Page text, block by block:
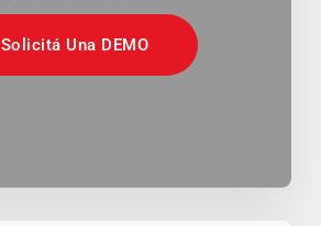
Solicitá Una DEMO